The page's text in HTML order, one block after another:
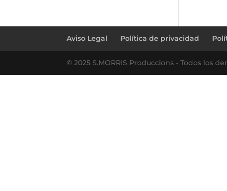
Aviso Legal Política de privacidad
© 2025 S.MORRIS Produccions - Todos los